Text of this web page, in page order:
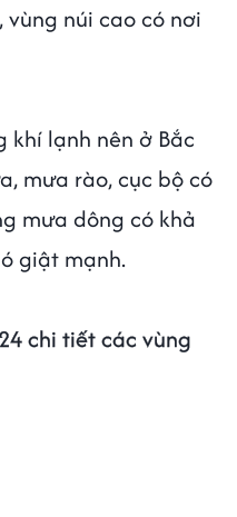
vùng núi cao có nơi
khí lạnh nên ở Bắc
mưa rào, cục bộ có
mưa dông có khả
giật mạnh.
chi tiết các vùng